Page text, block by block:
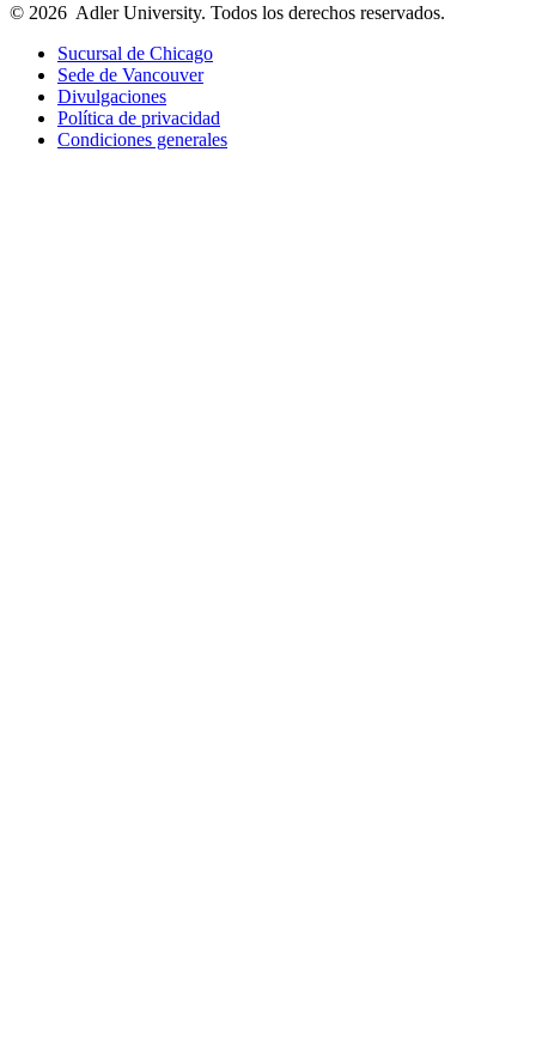
© 2026 Adler University. Todos los derechos reservados.
Sucursal de Chicago
Sede de Vancouver
Divulgaciones
Política de privacidad
Condiciones generales